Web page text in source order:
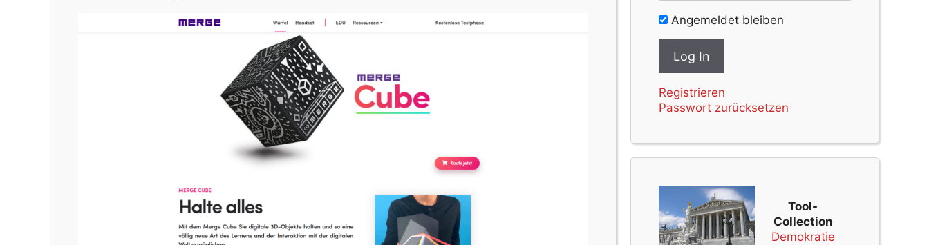
Angemeldet bleiben
Registrieren
Passwort zurücksetzen
Tool-
Collection
Demokratie